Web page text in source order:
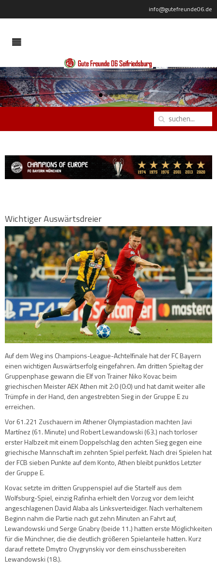
info@gutefreunde06.de
Wichtiger Auswärtsdreier
Auf dem Weg ins Champions-League-Achtelfinale hat der FC Bayern
einen wichtigen Auswärtserfolg eingefahren. Am dritten Spieltag der
Gruppenphase gewann die Elf von Trainer Niko Kovac beim
griechischen Meister AEK Athen mit 2:0 (0:0) und hat damit weiter alle
Trümpfe in der Hand, den angestrebten Sieg in der Gruppe E zu
erreichen.
Vor 61.221 Zuschauern im Athener Olympiastadion machten Javi
Martínez (61. Minute) und Robert Lewandowski (63.) nach torloser
erster Halbzeit mit einem Doppelschlag den achten Sieg gegen eine
griechische Mannschaft im zehnten Spiel perfekt. Nach drei Spielen hat
der FCB sieben Punkte auf dem Konto, Athen bleibt punktlos Letzter
der Gruppe E.
Kovac setzte im dritten Gruppenspiel auf die Startelf aus dem
Wolfsburg-Spiel, einzig Rafinha erhielt den Vorzug vor dem leicht
angeschlagenen David Alaba als Linksverteidiger. Nach verhaltenem
Beginn nahm die Partie nach gut zehn Minuten an Fahrt auf,
Lewandowski und Serge Gnabry (beide 11.) hatten erste Möglichkeiten
für die Münchner, die die deutlich größeren Spielanteile hatten. Kurz
darauf rettete Dmytro Chygrynskiy vor dem einschussbereiten
Lewandowski (18.).